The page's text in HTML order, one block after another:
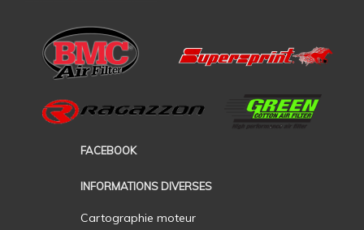
FACEBOOK
INFORMATIONS DIVERSES
Cartographie moteur